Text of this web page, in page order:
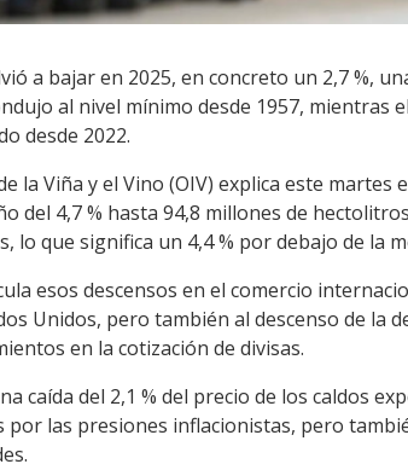
a bajar en 2025, en concreto un 2,7 %,
al nivel mínimo desde 1957,
desde 2022.
la Viña y el Vino (OIV) explica este
del 4,7 % hasta 94,8 millones de
lo que significa un 4,4 % por debajo de la
esos descensos en el comercio
Unidos, pero también al descenso de la
en la cotización de divisas.
caída del 2,1 % del precio de los caldos
por las presiones inflacionistas, pero